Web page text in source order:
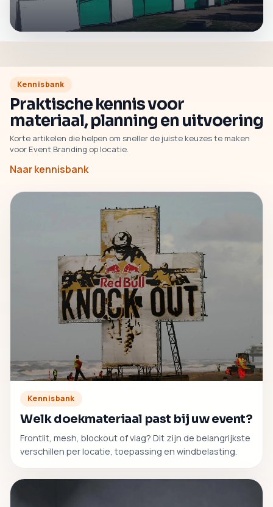
Kennisbank
Praktische kennis voor
materiaal, planning en uitvoering
Korte artikelen die helpen om sneller de juiste keuzes te maken
voor Event Branding op locatie.
Naar kennisbank
Kennisbank
Welk doekmateriaal past bij uw event?
Frontlit, mesh, blockout of vlag? Dit zijn de belangrijkste
verschillen per locatie, toepassing en windbelasting.